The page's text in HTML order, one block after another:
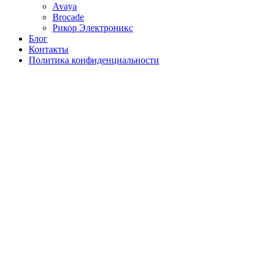
Avaya
Brocade
Рикор Электроникс
Блог
Контакты
Политика конфиденциальности